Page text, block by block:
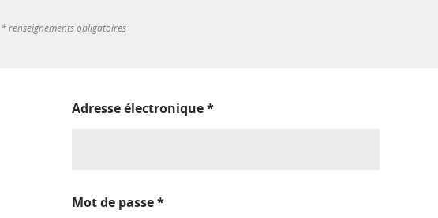
* renseignements obligatoires
Adresse électronique*
Mot de passe*